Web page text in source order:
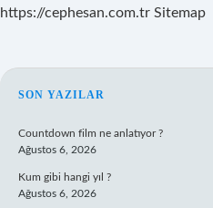
https://cephesan.com.tr Sitemap
SIDEBAR
SON YAZILAR
Countdown film ne anlatıyor ?
Ağustos 6, 2026
Kum gibi hangi yıl ?
Ağustos 6, 2026